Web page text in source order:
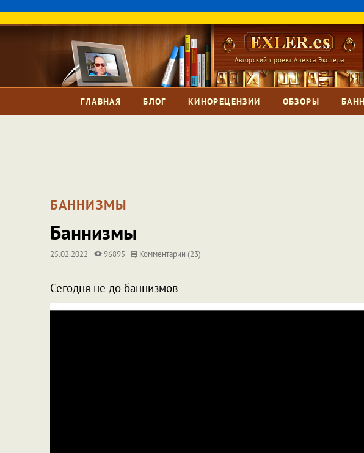
Авторский проект Алекса Экслера
ГЛАВНАЯ БЛОГ КИНОРЕЦЕНЗИИ ОБЗОРЫ
БАННИЗМЫ
Баннизмы
25.02.2022 96895 Комментарии (23)
Сегодня не до баннизмов